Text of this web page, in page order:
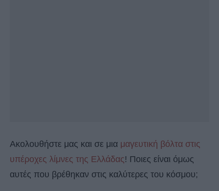
Ακολουθήστε μας και σε μια μαγευτική βόλτα στις
υπέροχες λίμνες της Ελλάδας! Ποιες είναι όμως
αυτές που βρέθηκαν στις καλύτερες του κόσμου;